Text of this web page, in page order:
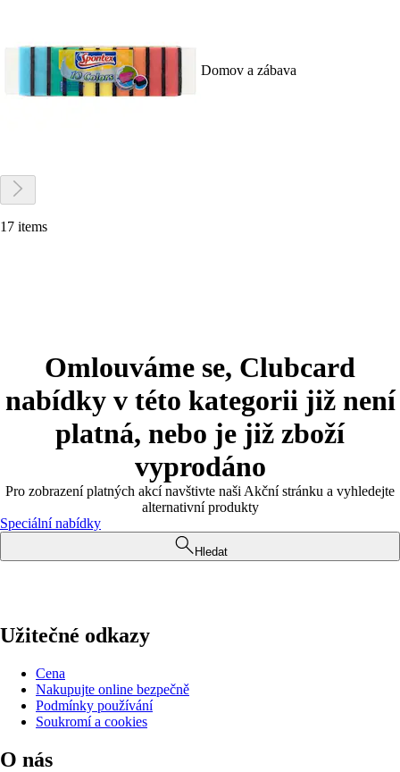
Domov a zábava
17 items
Omlouváme se, Clubcard
nabídky v této kategorii již není
platná, nebo je již zboží
vyprodáno
Pro zobrazení platných akcí navštivte naši Akční stránku a vyhledejte
alternativní produkty
Speciální nabídky
Hledat
Užitečné odkazy
Cena
Nakupujte online bezpečně
Podmínky používání
Soukromí a cookies
O nás